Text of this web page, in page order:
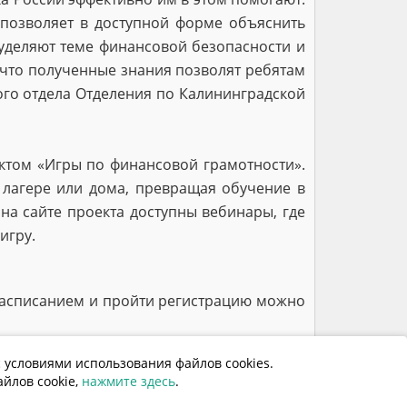
в доступной форме объяснить
теме финансовой безопасности и
полученные знания позволят ребятам
отдела Отделения по Калининградской
«Игры по финансовой грамотности».
или дома, превращая обучение в
сайте проекта доступны вебинары, где
и пройти регистрацию можно
использования файлов cookies.
cookie, нажмите здесь.